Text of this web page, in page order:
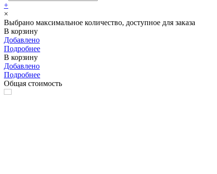
+
×
Выбрано максимальное количество, доступное для заказа
В корзину
Добавлено
Подробнее
В корзину
Добавлено
Подробнее
Общая стоимость